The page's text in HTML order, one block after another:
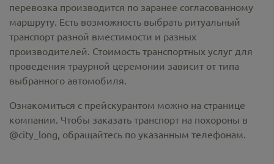
перевозка производится по заранее согласованному
маршруту. Есть возможность выбрать ритуальный
транспорт разной вместимости и разных
производителей. Стоимость транспортных услуг для
проведения траурной церемонии зависит от типа
выбранного автомобиля.
Ознакомиться с прейскурантом можно на странице
компании. Чтобы заказать транспорт на похороны в
@city_long, обращайтесь по указанным телефонам.